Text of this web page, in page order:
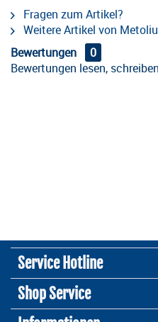
Fragen zum Artikel?
Weitere Artikel von
Bewertungen
0
Bewertungen lesen,
Service Hotline
Shop Service